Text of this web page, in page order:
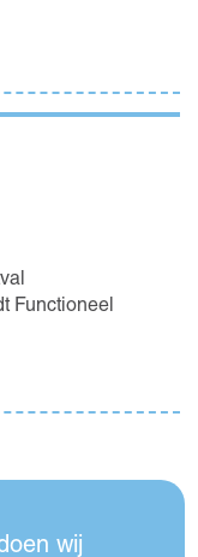
Functioneel
wij